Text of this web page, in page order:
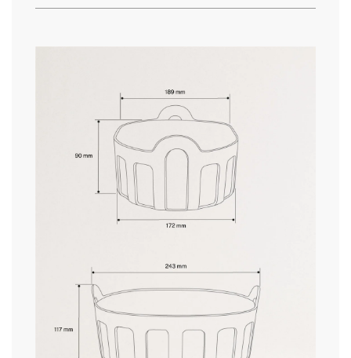
Algodón
PP
40ºC
» Uso previsto Todo tipo de alimentos
plazos de entrega.
condiciones